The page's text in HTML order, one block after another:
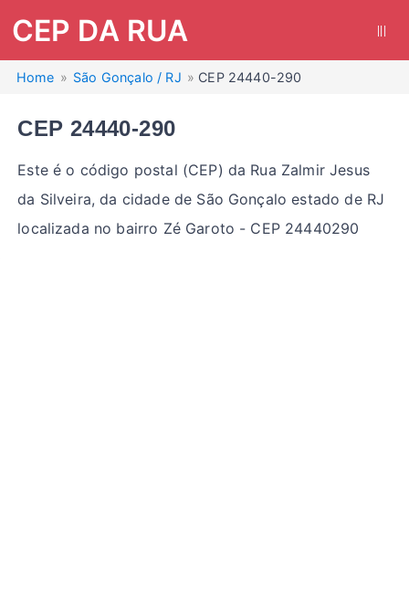
CEP DA RUA
Home São Gonçalo / RJ CEP 24440-290
CEP 24440-290
Este é o código postal (CEP) da Rua Zalmir Jesus
da Silveira, da cidade de São Gonçalo estado de RJ
localizada no bairro Zé Garoto - CEP 24440290